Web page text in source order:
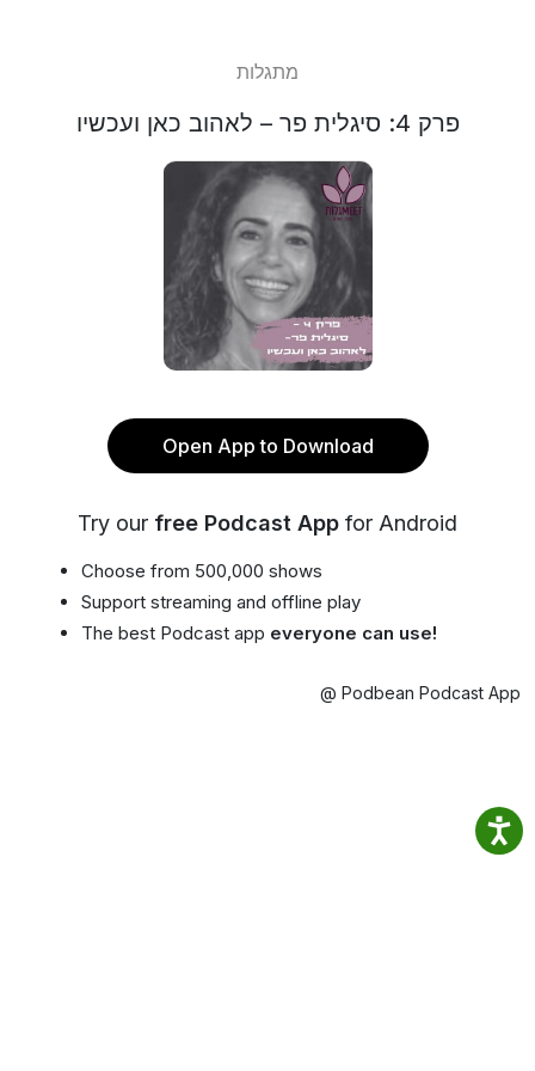
מתגלות
פרק 4: סיגלית פר – לאהוב כאן ועכשיו
Open App to Download
Try our free Podcast App for Android
Choose from 500,000 shows
Support streaming and offline play
The best Podcast app everyone can use!
@ Podbean Podcast App